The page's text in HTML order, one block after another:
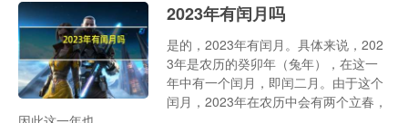
2023年有闰月吗
是的，2023年有闰月。具体来说，202
3年是农历的癸卯年（兔年），在这一
年中有一个闰月，即闰二月。由于这个
闰月，2023年在农历中会有两个立春，